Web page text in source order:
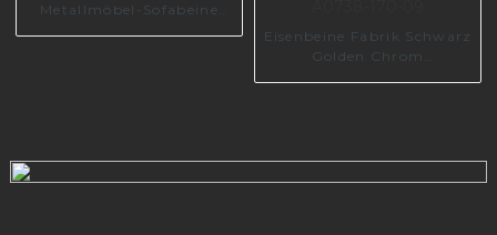
Metallmöbel-Sofabeine
Eisenbeine Fabrik Schwarz
Golden Chrom